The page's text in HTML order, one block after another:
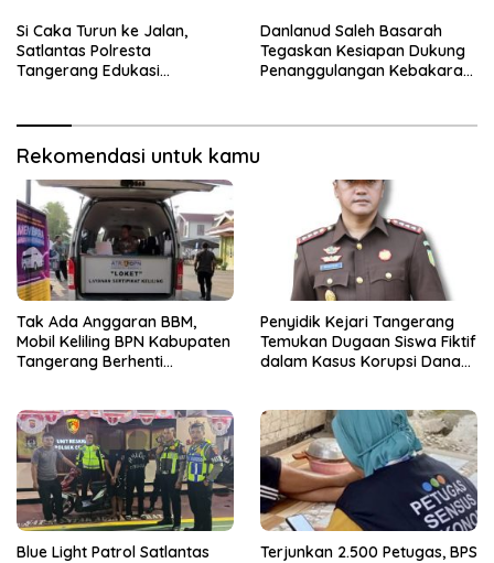
Diamankan
Si Caka Turun ke Jalan,
Satlantas Polresta
Tangerang Edukasi
Danlanud Saleh Basarah
Tegaskan Kesiapan Dukung
Penanggulangan Kebakaran
Rekomendasi untuk kamu
Tak Ada Anggaran BBM,
Mobil Keliling BPN Kabupaten
Tangerang Berhenti
Penyidik Kejari Tangerang
Temukan Dugaan Siswa Fiktif
dalam Kasus Korupsi Dana
Blue Light Patrol Satlantas
Terjunkan 2.500 Petugas, BPS